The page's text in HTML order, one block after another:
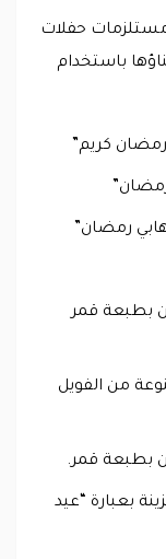
حفلات
باستخدام
كريم”
رمضان”
بطبعة قمر
من الفويل
بطبعة قمر.
بعبارة “عيد